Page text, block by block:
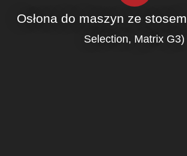
Osłona do maszyn ze stosem
Selection, Matrix G3)